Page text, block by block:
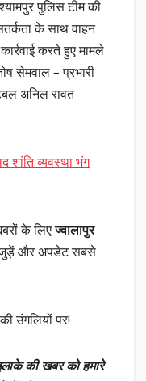
पुलिस टीम की
के साथ वाहन
करते हुए मामले
सेमवाल – प्रभारी
अनिल रावत
शांति व्यवस्था भंग
के लिएज्वालापुर
जुड़ें और अपडेट सबसे
उंगलियों पर!
की खबर को हमारे